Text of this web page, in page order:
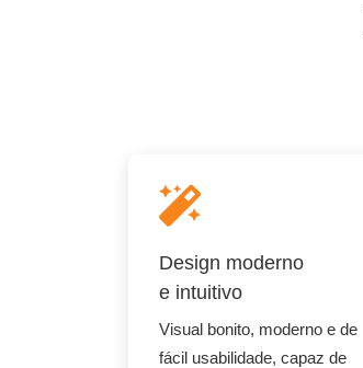
Design moderno
e intuitivo
Visual bonito, moderno e de
fácil usabilidade, capaz de